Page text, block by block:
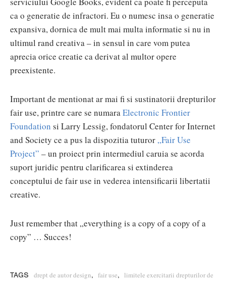
ca o generatie de infractori. Eu o numesc insa o generatie
expansiva, dornica de mult mai multa informatie si nu in
ultimul rand creativa – in sensul in care vom putea
aprecia orice creatie ca derivat al multor opere
preexistente.
Important de mentionat ar mai fi si sustinatorii drepturilor
fair use, printre care se numaraElectronic Frontier
Foundation si Larry Lessig, fondatorul Center for Internet
and Society ce a pus la dispozitia tuturor „Fair Use
Project” – un proiect prin intermediul caruia se acorda
suport juridic pentru clarificarea si extinderea
conceptului de fair use in vederea intensificarii libertatii
creative.
Just remember that „everything is a copy of a copy of a
copy” … Succes!
TAGS drept de autor design, fair use,
limitele exercitarii drepturilor de